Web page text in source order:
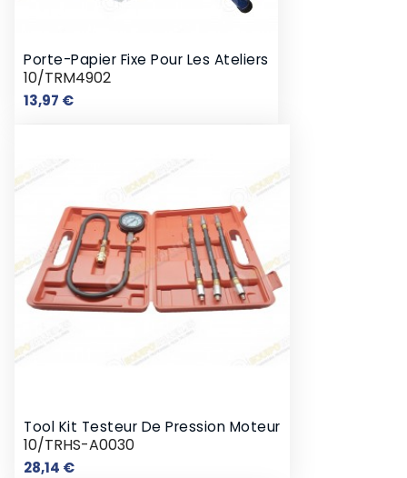
Porte-Papier Fixe Pour Les Ateliers
10/TRM4902
13,97 €Prix
Tool Kit Testeur De Pression Moteur
10/TRHS-A0030
28,14 €Prix